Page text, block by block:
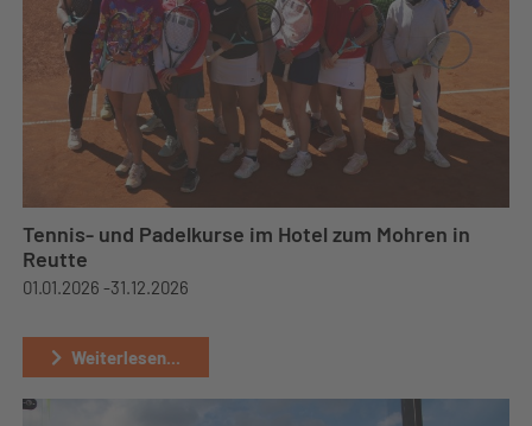
Tennis- und Padelkurse im Hotel zum Mohren in
Reutte
01.01.2026 -31.12.2026
Weiterlesen...